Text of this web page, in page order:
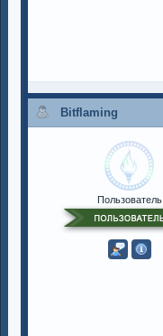
Bitflaming
Пользователь